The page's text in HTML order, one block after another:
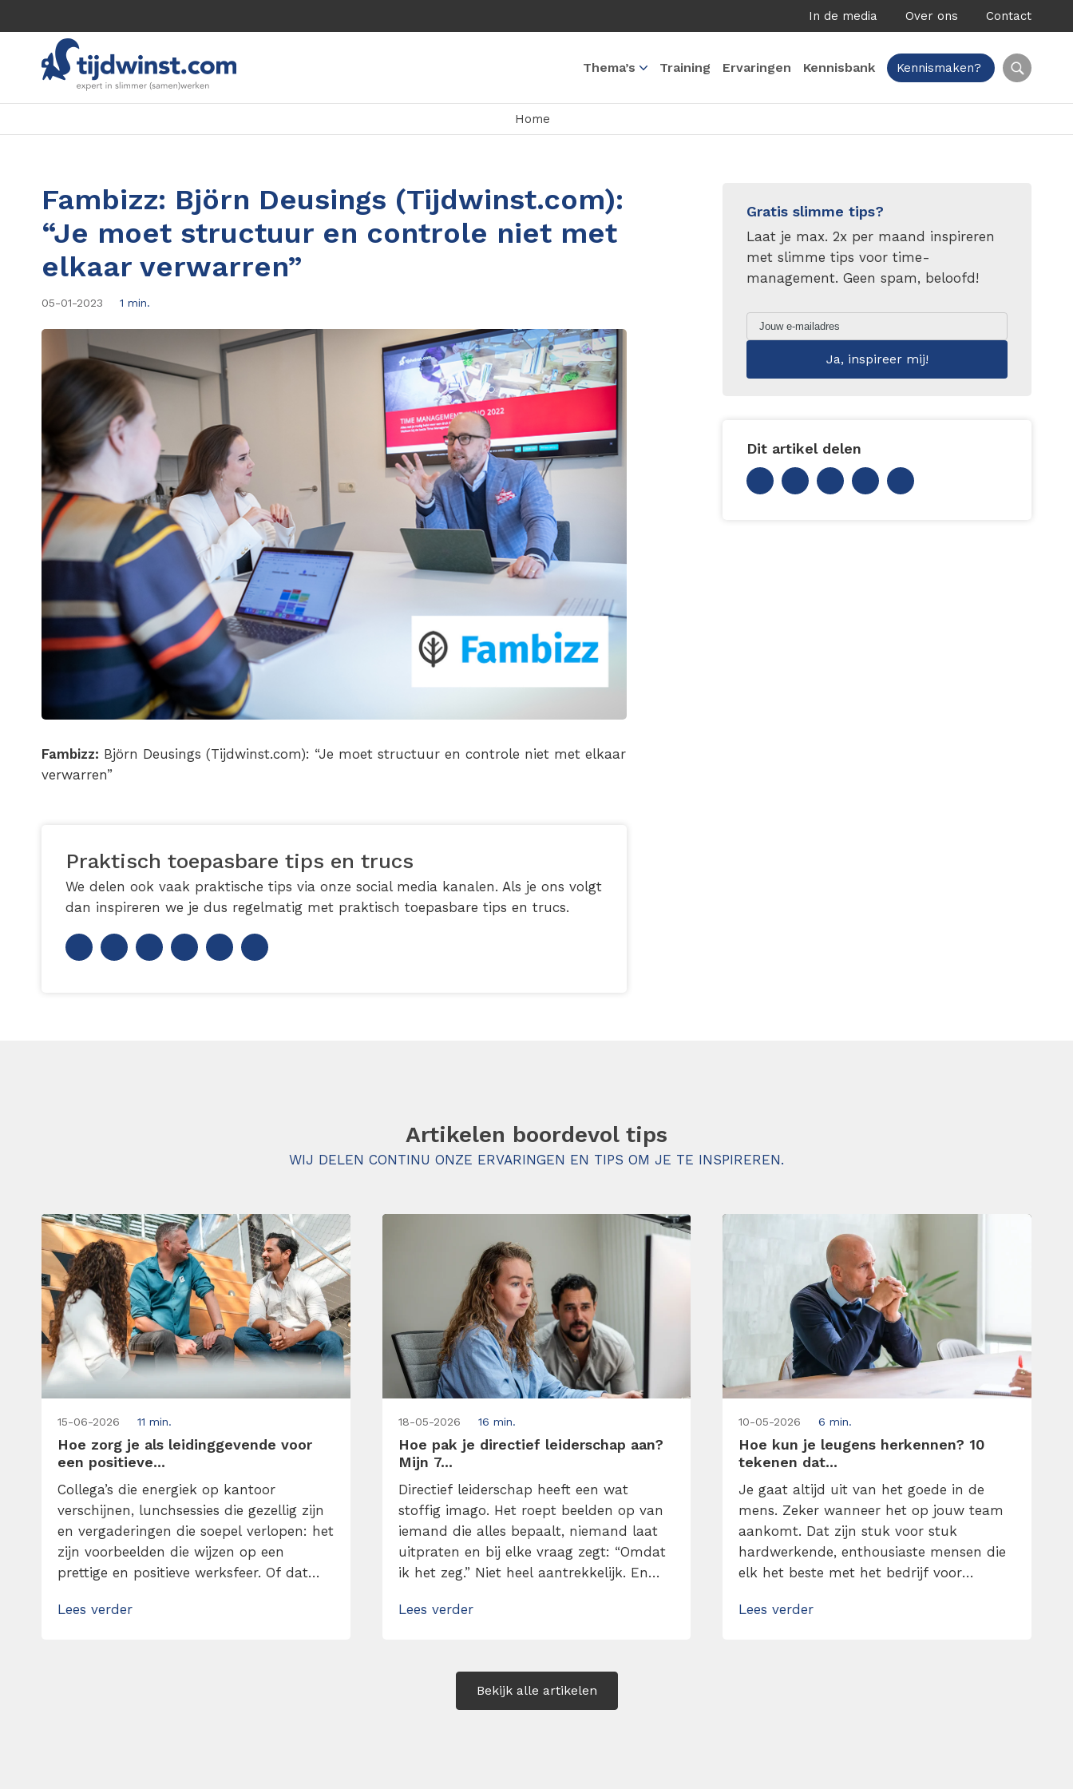
In de media Over ons Contact
Thema’s Training Ervaringen Kennisbank Kennismaken?
Home
Fambizz: Björn Deusings (Tijdwinst.com):
“Je moet structuur en controle niet met
elkaar verwarren”
05-01-2023 1 min.
Fambizz: Björn Deusings (Tijdwinst.com): “Je moet structuur en controle niet met elkaar
verwarren”
Praktisch toepasbare tips en trucs
We delen ook vaak praktische tips via onze social media kanalen. Als je ons volgt
dan inspireren we je dus regelmatig met praktisch toepasbare tips en trucs.
Gratis slimme tips?
Laat je max. 2x per maand inspireren
met slimme tips voor time-
management. Geen spam, beloofd!
Dit artikel delen
Artikelen boordevol tips
WIJ DELEN CONTINU ONZE ERVARINGEN EN TIPS OM JE TE INSPIREREN.
15-06-2026 11 min.
Hoe zorg je als leidinggevende voor
een positieve...
Collega’s die energiek op kantoor
verschijnen, lunchsessies die gezellig zijn
en vergaderingen die soepel verlopen: het
zijn voorbeelden die wijzen op een
prettige en positieve werksfeer. Of dat
allemaal bij een leidinggevende die
Lees verder
18-05-2026 16 min.
Hoe pak je directief leiderschap aan?
Mijn 7...
Directief leiderschap heeft een wat
stoffig imago. Het roept beelden op van
iemand die alles bepaalt, niemand laat
uitpraten en bij elke vraag zegt: “Omdat
ik het zeg.” Niet heel aantrekkelijk. En
werkelijkheid draait directief leiderschap
leiderschap kunt toepassen zonder […]
Lees verder
10-05-2026 6 min.
Hoe kun je leugens herkennen? 10
tekenen dat...
Je gaat altijd uit van het goede in de
mens. Zeker wanneer het op jouw team
aankomt. Dat zijn stuk voor stuk
hardwerkende, enthousiaste mensen die
elk het beste met het bedrijf voor
voorgedaan. Iets kleins eigenlijk, maar
Lees verder
Bekijk alle artikelen